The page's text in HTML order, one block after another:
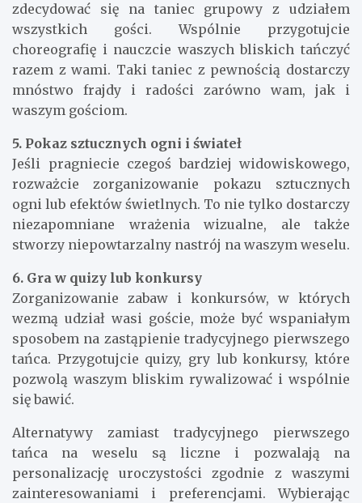
zdecydować się na taniec grupowy z udziałem
wszystkich gości. Wspólnie przygotujcie
choreografię i nauczcie waszych bliskich tańczyć
razem z wami. Taki taniec z pewnością dostarczy
mnóstwo frajdy i radości zarówno wam, jak i
waszym gościom.
5. Pokaz sztucznych ogni i świateł
Jeśli pragniecie czegoś bardziej widowiskowego,
rozważcie zorganizowanie pokazu sztucznych
ogni lub efektów świetlnych. To nie tylko dostarczy
niezapomniane wrażenia wizualne, ale także
stworzy niepowtarzalny nastrój na waszym weselu.
6. Gra w quizy lub konkursy
Zorganizowanie zabaw i konkursów, w których
wezmą udział wasi goście, może być wspaniałym
sposobem na zastąpienie tradycyjnego pierwszego
tańca. Przygotujcie quizy, gry lub konkursy, które
pozwolą waszym bliskim rywalizować i wspólnie
się bawić.
Alternatywy zamiast tradycyjnego pierwszego
tańca na weselu są liczne i pozwalają na
personalizację uroczystości zgodnie z waszymi
zainteresowaniami i preferencjami. Wybierając